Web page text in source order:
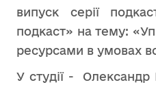
випуск серії
подкаст» на тему:
ресурсами в умовах
У студії - Олександр